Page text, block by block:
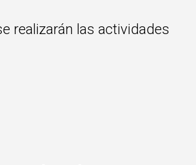
realizarán las actividades